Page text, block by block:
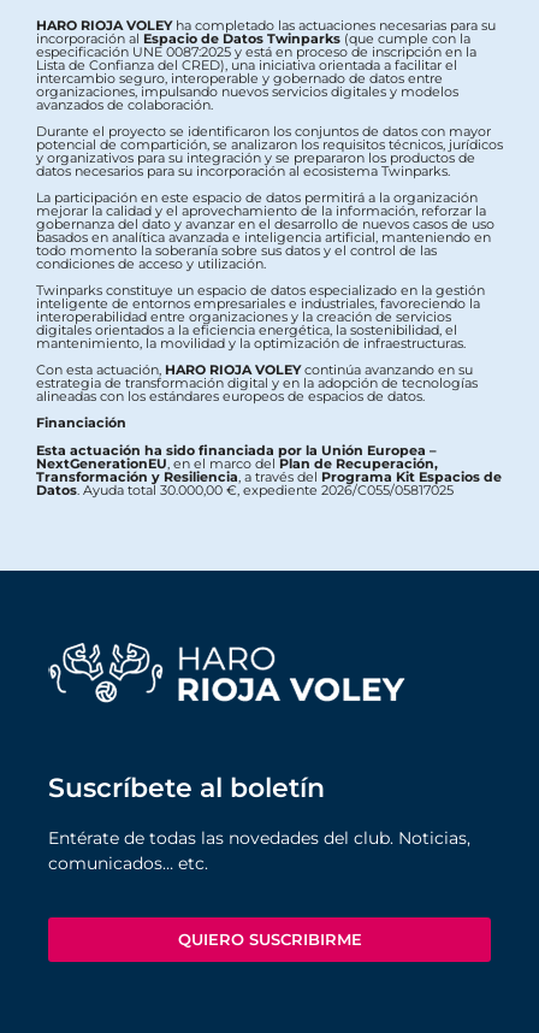
HARO RIOJA VOLEYha completado las actuaciones necesarias para su
incorporación al Espacio de Datos Twinparks (que cumple con la
especificación UNE 0087:2025 y está en proceso de inscripción en la
Lista de Confianza del CRED), una iniciativa orientada a facilitar el
intercambio seguro, interoperable y gobernado de datos entre
organizaciones, impulsando nuevos servicios digitales y modelos
avanzados de colaboración.
Durante el proyecto se identificaron los conjuntos de datos con mayor
potencial de compartición, se analizaron los requisitos técnicos, jurídicos
y organizativos para su integración y se prepararon los productos de
datos necesarios para su incorporación al ecosistema Twinparks.
La participación en este espacio de datos permitirá a la organización
mejorar la calidad y el aprovechamiento de la información, reforzar la
gobernanza del dato y avanzar en el desarrollo de nuevos casos de uso
basados en analítica avanzada e inteligencia artificial, manteniendo en
todo momento la soberanía sobre sus datos y el control de las
condiciones de acceso y utilización.
Twinparks constituye un espacio de datos especializado en la gestión
inteligente de entornos empresariales e industriales, favoreciendo la
interoperabilidad entre organizaciones y la creación de servicios
digitales orientados a la eficiencia energética, la sostenibilidad, el
mantenimiento, la movilidad y la optimización de infraestructuras.
Con esta actuación, HARO RIOJA VOLEYcontinúa avanzando en su
estrategia de transformación digital y en la adopción de tecnologías
alineadas con los estándares europeos de espacios de datos.
Financiación
Esta actuación ha sido financiada por la Unión Europea –
NextGenerationEU , en el marco delPlan de Recuperación,
Transformación y Resiliencia , a través del Programa Kit Espacios de
Datos . Ayuda total 30.000,00 €, expediente 2026/C055/05817025
Suscríbete al boletín
Entérate de todas las novedades del club. Noticias,
comunicados… etc.
QUIERO SUSCRIBIRME